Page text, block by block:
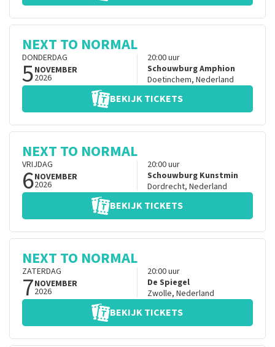
NEXT TO NORMAL
DONDERDAG
5NOVEMBER
2026
20:00uur
Schouwburg Amphion
Doetinchem, Nederland
BEKIJK TICKETS
NEXT TO NORMAL
VRIJDAG
6NOVEMBER
2026
20:00uur
Schouwburg Kunstmin
Dordrecht, Nederland
BEKIJK TICKETS
NEXT TO NORMAL
ZATERDAG
7NOVEMBER
2026
20:00uur
De Spiegel
Zwolle, Nederland
BEKIJK TICKETS